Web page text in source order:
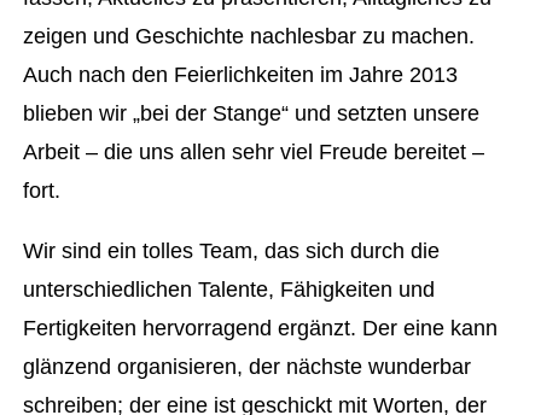
zeigen und Geschichte nachlesbar zu machen.
Auch nach den Feierlichkeiten im Jahre 2013
blieben wir „bei der Stange“ und setzten unsere
Arbeit – die uns allen sehr viel Freude bereitet –
fort.
Wir sind ein tolles Team, das sich durch die
unterschiedlichen Talente, Fähigkeiten und
Fertigkeiten hervorragend ergänzt. Der eine kann
glänzend organisieren, der nächste wunderbar
schreiben; der eine ist geschickt mit Worten, der